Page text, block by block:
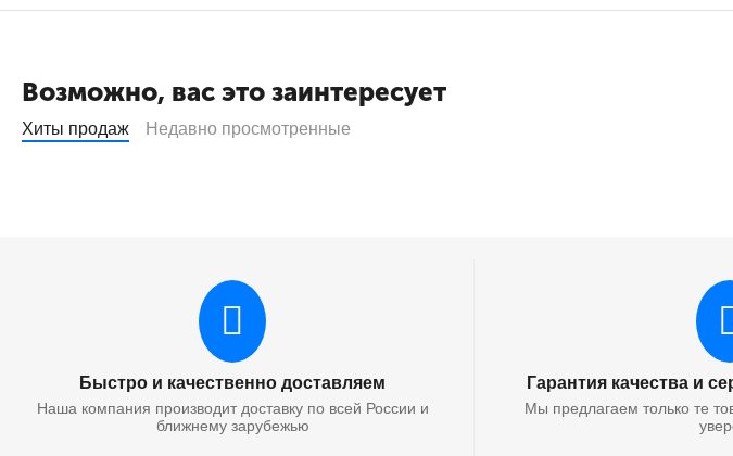
Возможно, вас это заинтересует
Хиты продаж Недавно просмотренные
Быстро и качественно доставляем
Наша компания производит доставку по всей России и
ближнему зарубежью
Гарантия качества и
Мы предлагаем только те